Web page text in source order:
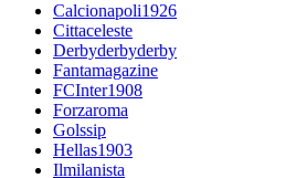
Calcionapoli1926
Cittaceleste
Derbyderbyderby
Fantamagazine
FCInter1908
Forzaroma
Golssip
Hellas1903
Ilmilanista